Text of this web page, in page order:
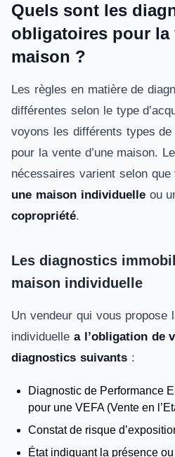
Quels sont les
obligatoires pour la
maison ?
Les règles en matière de
différentes selon le type
voyons les différents types
pour la vente d’une maison.
nécessaires varient selon
une maison individuelleou
copropriété.
Les diagnostics
maison individuelle
Un vendeur qui vous propose
individuelle a l’obligation de
diagnostics suivants :
Diagnostic de Performance
pour une VEFA (Vente en
Constat de risque
État indiquant la présence ou